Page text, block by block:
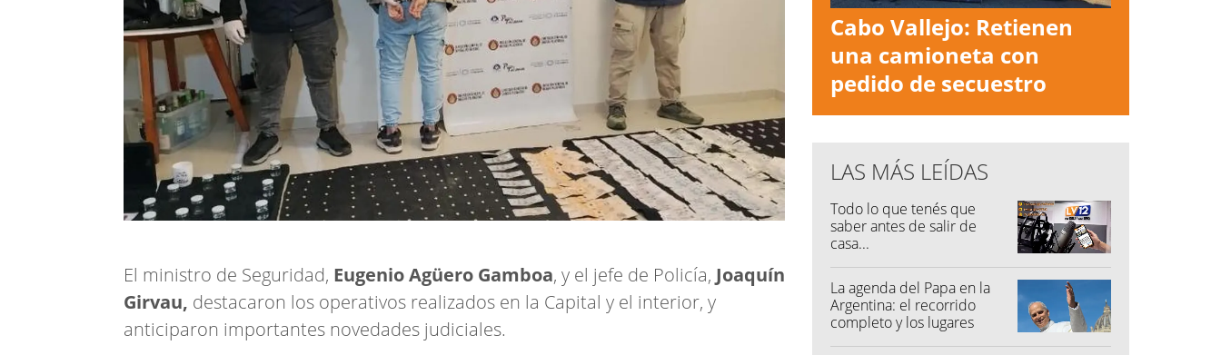
El ministro de Seguridad, Eugenio Agüero Gamboa, y el jefe de Policía, Joaquín
Girvau, destacaron los operativos realizados en la Capital y el interior, y
anticiparon importantes novedades judiciales.
Cabo Vallejo: Retienen
una camioneta con
pedido de secuestro
LAS MÁS LEÍDAS
Todo lo que tenés que
saber antes de salir de
casa...
La agenda del Papa en la
Argentina: el recorrido
completo y los lugares